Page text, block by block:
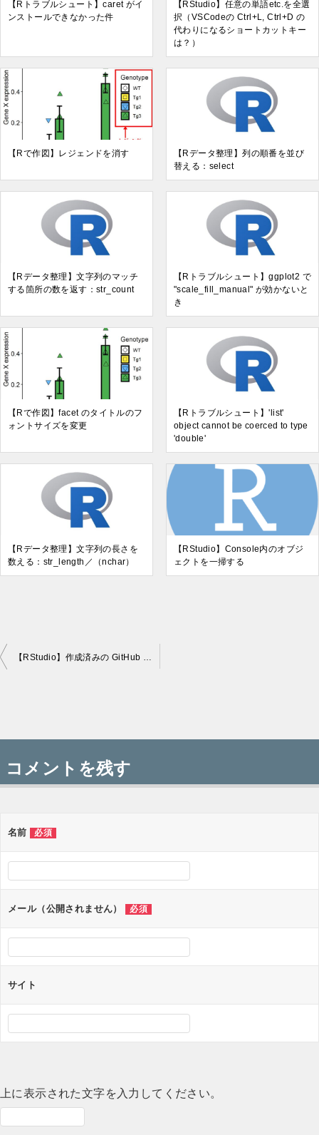
【Rトラブルシュート】caret がイ
ンストールできなかった件
【RStudio】任意の単語etc.を全選
択（VSCodeの Ctrl+L, Ctrl+D の
代わりになるショートカットキー
は？）
【Rで作図】レジェンドを消す
【Rデータ整理】列の順番を並び
替える：select
【Rデータ整理】文字列のマッチ
する箇所の数を返す：str_count
【Rトラブルシュート】ggplot2 で
"scale_fill_manual" が効かないと
き
【Rで作図】facet のタイトルのフ
ォントサイズを変更
【Rトラブルシュート】'list'
object cannot be coerced to type
'double'
【Rデータ整理】文字列の長さを
数える：str_length／（nchar）
【RStudio】Console内のオブジ
ェクトを一掃する
投
稿
ナ
ゲ
シ
ョ
【RStudio】作成済みの GitHub リポジトリを URL 経由で RStudio に Clone する
コメントを残す
名前 必須
メール（公開されません） 必須
サイト
上に表示された文字を入力してください。